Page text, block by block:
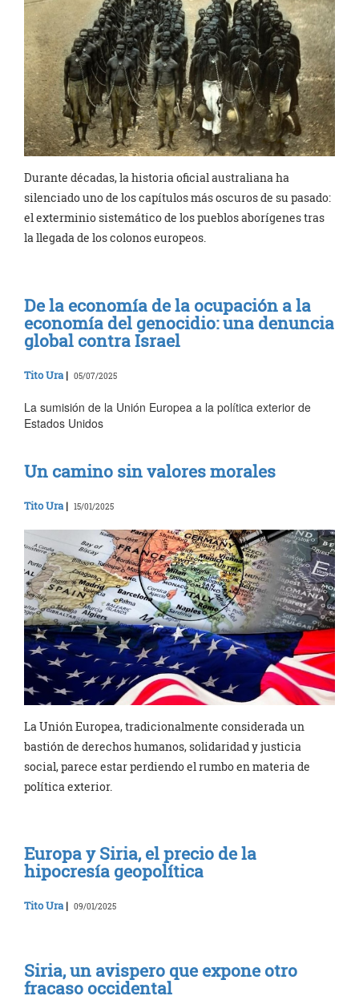
Durante décadas, la historia oficial australiana ha
silenciado uno de los capítulos más oscuros de su pasado:
el exterminio sistemático de los pueblos aborígenes tras
la llegada de los colonos europeos.
De la economía de la ocupación a la
economía del genocidio: una denuncia
global contra Israel
Tito Ura | 05/07/2025
La sumisión de la Unión Europea a la política exterior de
Estados Unidos
Un camino sin valores morales
Tito Ura| 15/01/2025
La Unión Europea, tradicionalmente considerada un
bastión de derechos humanos, solidaridad y justicia
social, parece estar perdiendo el rumbo en materia de
política exterior.
Europa y Siria, el precio de la
hipocresía geopolítica
Tito Ura| 09/01/2025
Siria, un avispero que expone otro
fracaso occidental